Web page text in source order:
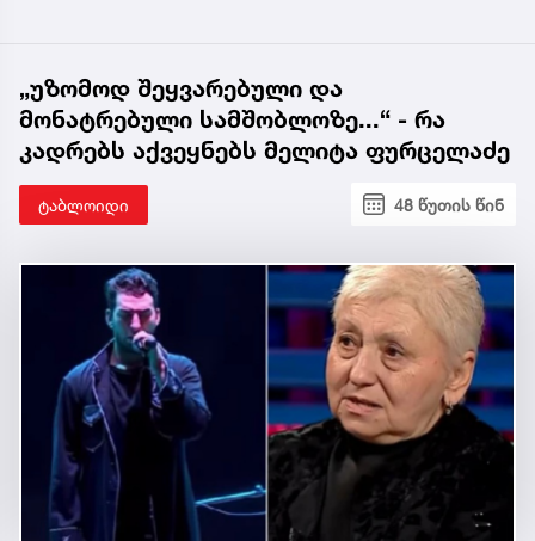
„უზომოდ შეყვარებული და
მონატრებული სამშობლოზე...“ - რა
კადრებს აქვეყნებს მელიტა ფურცელაძე
ტაბლოიდი 48 წუთის წინ